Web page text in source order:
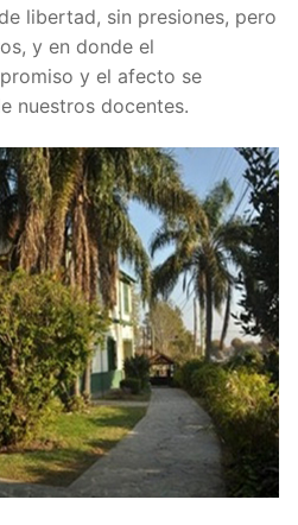
libertad, sin presiones, pero
y en donde el
y el afecto se
nuestros docentes.